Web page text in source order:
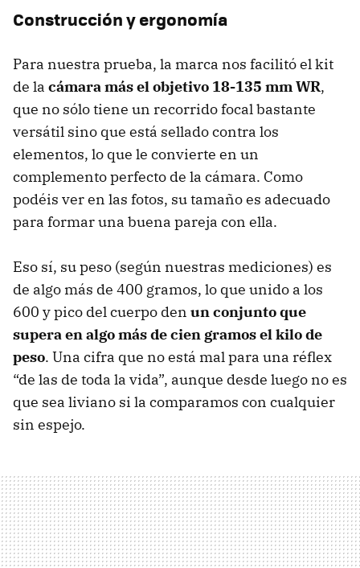
Construcción y ergonomía
Para nuestra prueba, la marca nos facilitó el kit
de la cámara más el objetivo 18-135 mm WR,
que no sólo tiene un recorrido focal bastante
versátil sino que está sellado contra los
elementos, lo que le convierte en un
complemento perfecto de la cámara. Como
podéis ver en las fotos, su tamaño es adecuado
para formar una buena pareja con ella.
Eso sí, su peso (según nuestras mediciones) es
de algo más de 400 gramos, lo que unido a los
600 y pico del cuerpo den un conjunto que
supera en algo más de cien gramos el kilo de
peso. Una cifra que no está mal para una réflex
“de las de toda la vida”, aunque desde luego no es
que sea liviano si la comparamos con cualquier
sin espejo.